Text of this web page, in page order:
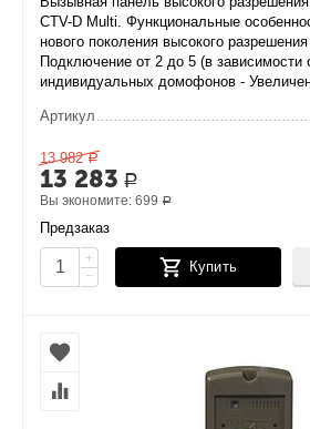
CTV-D Multi. Функциональные
нового поколения высокого
Подключение от 2 до 5 (в зависимости
индивидуальных домофонов -
Артикул
13 982 Р
13 283 Р
Вы экономите:699 Р
Предзаказ
+
−
Купить